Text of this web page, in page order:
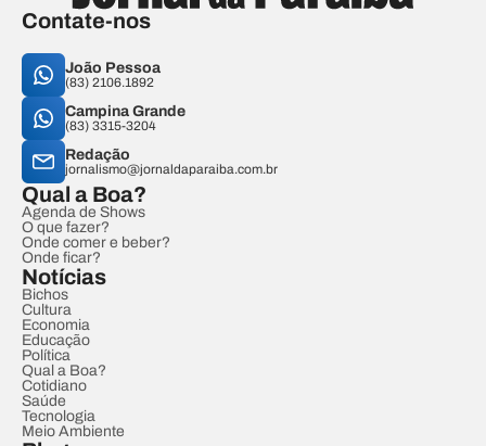
Contate-nos
João Pessoa
(83) 2106.1892
Campina Grande
(83) 3315-3204
Redação
jornalismo@jornaldaparaiba.com.br
Qual a Boa?
Agenda de Shows
O que fazer?
Onde comer e beber?
Onde ficar?
Notícias
Bichos
Cultura
Economia
Educação
Política
Qual a Boa?
Cotidiano
Saúde
Tecnologia
Meio Ambiente